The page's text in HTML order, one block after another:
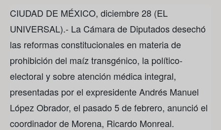
CIUDAD DE MÉXICO, diciembre 28 (EL
UNIVERSAL).- La Cámara de Diputados desechó
las reformas constitucionales en materia de
prohibición del maíz transgénico, la político-
electoral y sobre atención médica integral,
presentadas por el expresidente Andrés Manuel
López Obrador, el pasado 5 de febrero, anunció el
coordinador de Morena, Ricardo Monreal.